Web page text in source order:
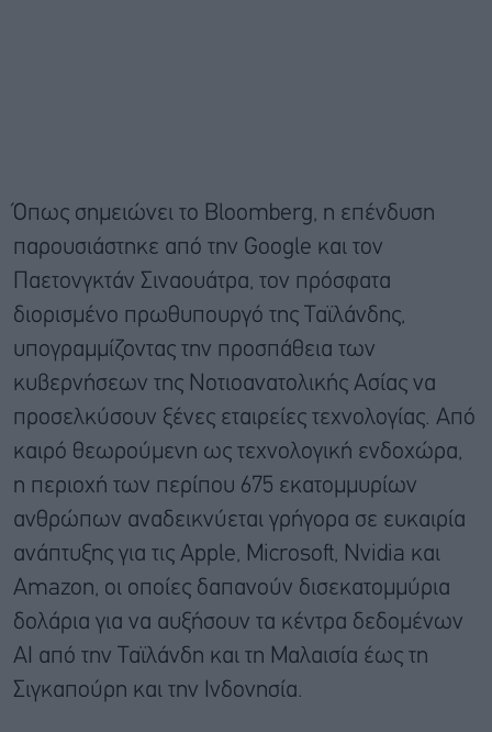
Όπως σημειώνει το Bloomberg, η επένδυση
παρουσιάστηκε από την Google και τον
Παετονγκτάν Σιναουάτρα, τον πρόσφατα
διορισμένο πρωθυπουργό της Ταϊλάνδης,
υπογραμμίζοντας την προσπάθεια των
κυβερνήσεων της Νοτιοανατολικής Ασίας να
προσελκύσουν ξένες εταιρείες τεχνολογίας. Από
καιρό θεωρούμενη ως τεχνολογική ενδοχώρα,
η περιοχή των περίπου 675 εκατομμυρίων
ανθρώπων αναδεικνύεται γρήγορα σε ευκαιρία
ανάπτυξης για τις Apple, Microsoft, Nvidia και
Amazon, οι οποίες δαπανούν δισεκατομμύρια
δολάρια για να αυξήσουν τα κέντρα δεδομένων
AI από την Ταϊλάνδη και τη Μαλαισία έως τη
Σιγκαπούρη και την Ινδονησία.